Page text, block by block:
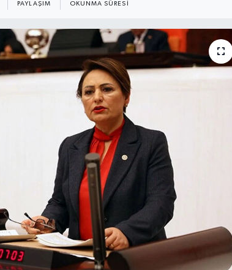
PAYLAŞIM OKUNMA SÜRESI